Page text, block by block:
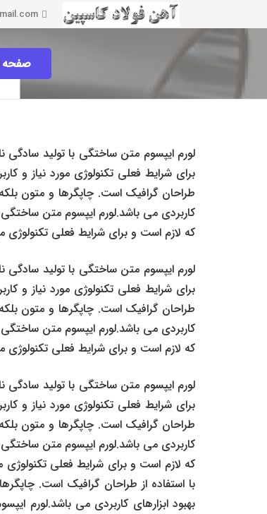
صفحه
لورم ایپسوم متن ساختگی با تولید
برای شرایط فعلی تکنولوژی مورد نیاز و
طراحان گرافیک است. چاپگرها و متون
کاربردی می باشد.لورم ایپسوم متن
که لازم است و برای شرایط فعلی تکنولوژی
لورم ایپسوم متن ساختگی با تولید
برای شرایط فعلی تکنولوژی مورد نیاز و
طراحان گرافیک است. چاپگرها و متون
کاربردی می باشد.لورم ایپسوم متن
که لازم است و برای شرایط فعلی تکنولوژی
لورم ایپسوم متن ساختگی با تولید
برای شرایط فعلی تکنولوژی مورد نیاز و
طراحان گرافیک است. چاپگرها و متون
کاربردی می باشد.لورم ایپسوم متن
که لازم است و برای شرایط فعلی تکنولوژی
با استفاده از طراحان گرافیک است.
بهبود ابزارهای کاربردی می باشد.لورم